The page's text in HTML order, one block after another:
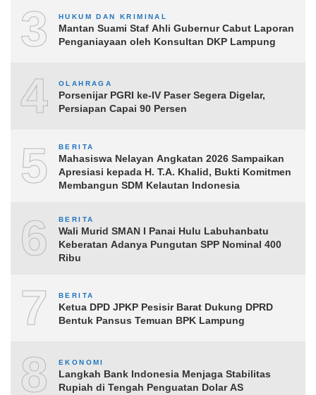
3 HUKUM DAN KRIMINAL
Mantan Suami Staf Ahli Gubernur Cabut Laporan
Penganiayaan oleh Konsultan DKP Lampung
4 OLAHRAGA
Porsenijar PGRI ke-IV Paser Segera Digelar,
Persiapan Capai 90 Persen
5 BERITA
Mahasiswa Nelayan Angkatan 2026 Sampaikan
Apresiasi kepada H. T.A. Khalid, Bukti Komitmen
Membangun SDM Kelautan Indonesia
6 BERITA
Wali Murid SMAN I Panai Hulu Labuhanbatu
Keberatan Adanya Pungutan SPP Nominal 400
Ribu
7 BERITA
Ketua DPD JPKP Pesisir Barat Dukung DPRD
Bentuk Pansus Temuan BPK Lampung
8 EKONOMI
Langkah Bank Indonesia Menjaga Stabilitas
Rupiah di Tengah Penguatan Dolar AS